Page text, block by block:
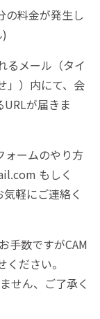
の料金が発生し
るメール（タイ
」）内にて、会
が届きま
ォームのやり方
もしく
軽にご連絡く
手数ですがCAM
ださい。
せん、ご了承く